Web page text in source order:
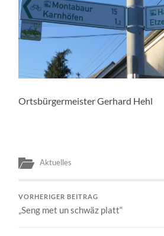
Ortsbürgermeister Gerhard Hehl
Aktuelles
VORHERIGER BEITRAG
„Seng met un schwäz platt“